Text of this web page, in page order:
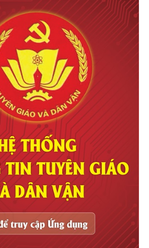
Tiến Sửa tủ lạnh tại Hà Nội
Uy Tín, Giá
Thanh Xuân15 phút có mặt
thosuadienlanhbachkhoa uy tín giá rẻ